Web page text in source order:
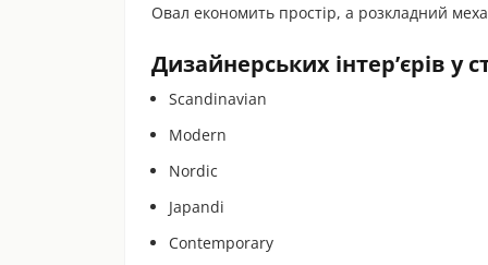
Овал економить простір, а розкладний
Дизайнерських інтер’єрів у
Scandinavian
Modern
Nordic
Japandi
Contemporary